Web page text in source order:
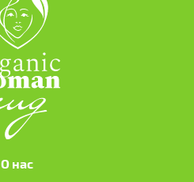
О нас